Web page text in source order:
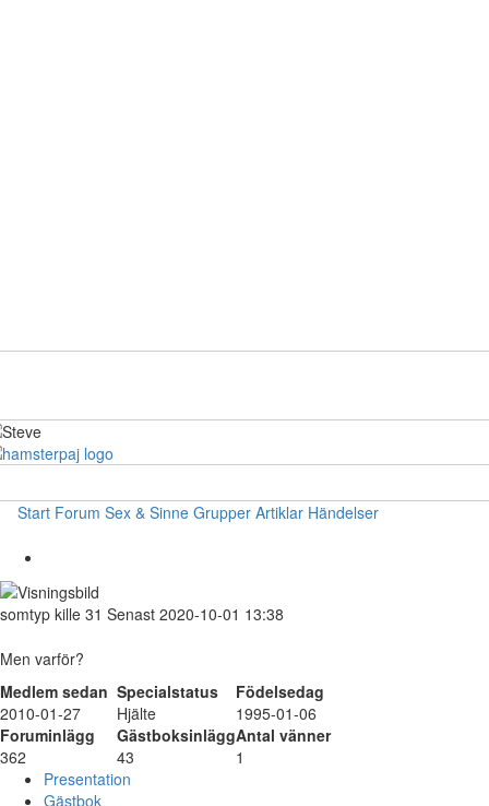
Start Forum Sex & Sinne Grupper Artiklar Händelser
somtyp kille 31 Senast 2020-10-01 13:38
Men varför?
Medlem sedan Specialstatus
Födelsedag
2010-01-27
Hjälte
1995-01-06
Foruminlägg
GästboksinläggAntal vänner
362
43
1
Presentation
Gästbok